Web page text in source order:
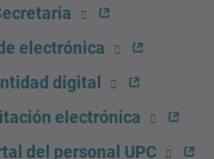
electrónica
digital
electrónica
del personal UPC